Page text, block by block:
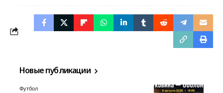
Новые публикации
Футбол